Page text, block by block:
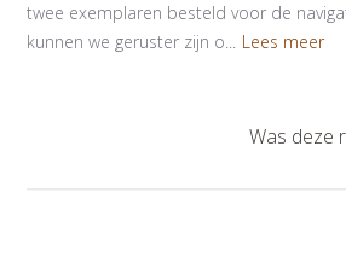
twee exemplaren besteld voor de
kunnen we geruster zijn o...
Lees meer
Was deze